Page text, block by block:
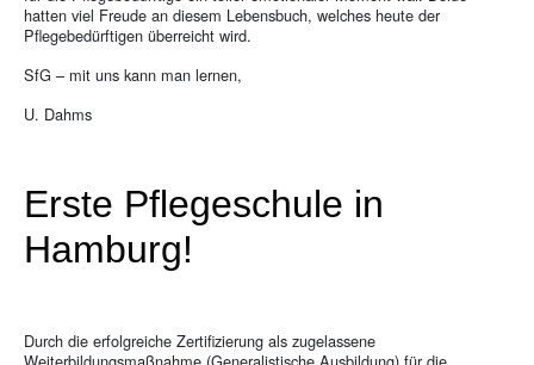
hatten viel Freude an diesem Lebensbuch, welches heute der
Pflegebedürftigen überreicht wird.
SfG – mit uns kann man lernen,
U. Dahms
Erste Pflegeschule in
Hamburg!
Durch die erfolgreiche Zertifizierung als zugelassene